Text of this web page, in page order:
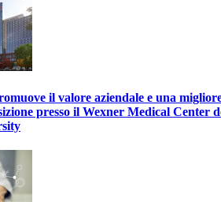
il valore aziendale e una
presso il Wexner Medical Center